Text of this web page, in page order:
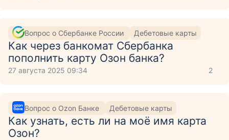
Вопрос о Сбербанке России Дебетовые карты
Как через банкомат Сбербанка
пополнить карту Озон банка?
27 августа 2025 09:34 2
Вопрос о Ozon Банке Дебетовые карты
Как узнать, есть ли на моё имя карта
Озон?